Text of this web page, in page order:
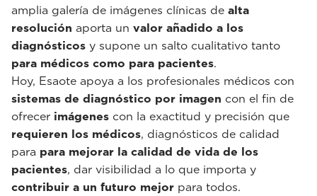
amplia galería de imágenes clínicas de alta
resolución aporta un valor añadido a los
diagnósticos y supone un salto cualitativo tanto
para médicos como para pacientes.
Hoy, Esaote apoya a los profesionales médicos con
sistemas de diagnóstico por imagen con el fin de
ofrecer imágenes con la exactitud y precisión que
requieren los médicos, diagnósticos de calidad
para para mejorar la calidad de vida de los
pacientes, dar visibilidad a lo que importa y
contribuir a un futuro mejor para todos.